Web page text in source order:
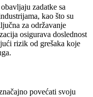
zadatke sa
kao što su
za održavanje
osigurava doslednost
rizik od grešaka koje
povećati svoju